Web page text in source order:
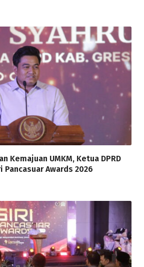
Kemajuan UMKM, Ketua DPRD
Pancasuar Awards 2026